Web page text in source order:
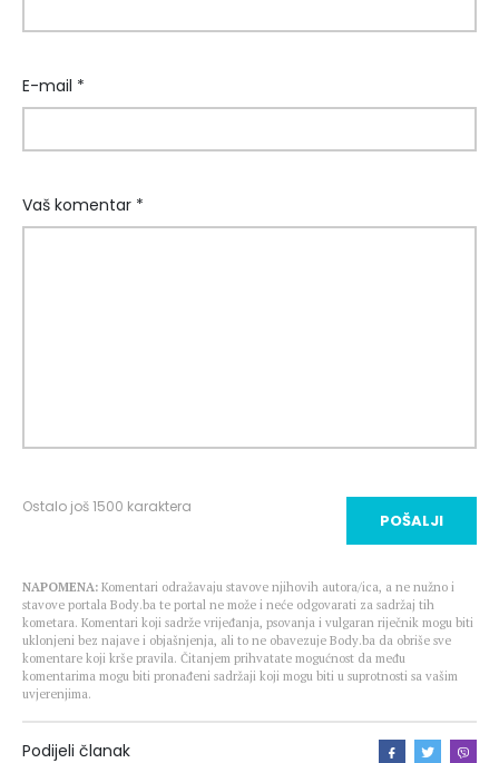
E-mail *
Vaš komentar *
Ostalo još1500 karaktera
POŠALJI
NAPOMENA: Komentari odražavaju stavove njihovih autora/ica, a ne nužno i
stavove portala Body.ba te portal ne može i neće odgovarati za sadržaj tih
kometara. Komentari koji sadrže vrijeđanja, psovanja i vulgaran riječnik mogu biti
uklonjeni bez najave i objašnjenja, ali to ne obavezuje Body.ba da obriše sve
komentare koji krše pravila. Čitanjem prihvatate mogućnost da među
komentarima mogu biti pronađeni sadržaji koji mogu biti u suprotnosti sa vašim
uvjerenjima.
Podijeli članak